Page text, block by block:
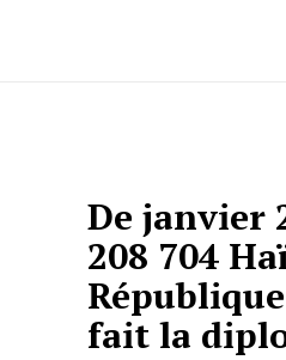
De janvier
208 704
fait la